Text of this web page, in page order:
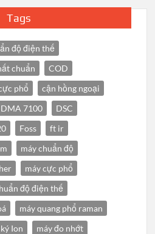
Tags
độ điện thế
chuẩn
COD
phổ
cận hồng ngoại
DMA 7100
DSC
Foss
ft ir
máy chuẩn độ
máy cực phổ
độ điện thế
máy quang phổ raman
Ion máy đo nhớt